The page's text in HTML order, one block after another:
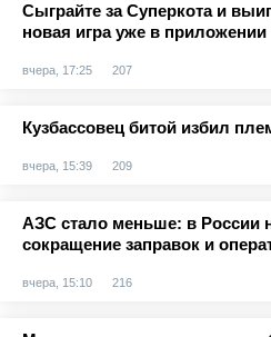
Сыграйте за Суперкота и
новая игра уже в
вчера, 17:25 207
Кузбассовец битой избил
вчера, 15:39 209
АЗС стало меньше: в России
сокращение заправок и
вчера, 15:10 216